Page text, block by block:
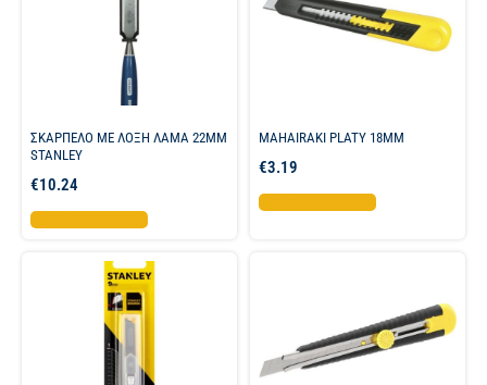
ΣΚΑΡΠΕΛΟ ΜΕ ΛΟΞΗ ΛΑΜΑ 22MM
STANLEY
€10.24
Προσθήκη στο καλάθι
MAHAIRAKI PLATY 18MM
€3.19
Προσθήκη στο καλάθι